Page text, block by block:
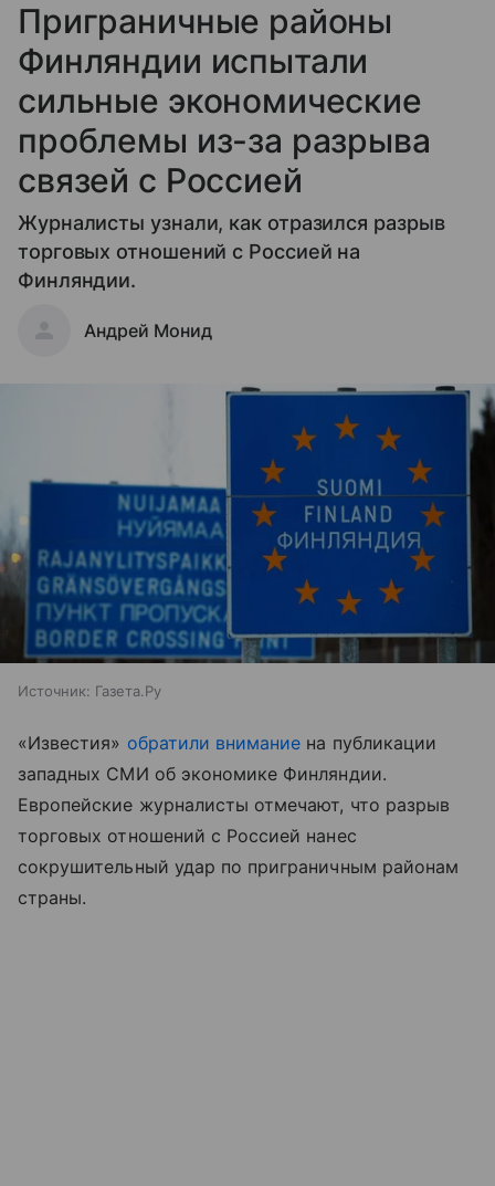
Приграничные районы
Финляндии испытали
сильные экономические
проблемы из-за разрыва
связей с Россией
Журналисты узнали, как отразился разрыв
торговых отношений с Россией на
Финляндии.
Андрей Монид
Источник: Газета.Ру
«Известия» обратили внимание на публикации
западных СМИ об экономике Финляндии.
Европейские журналисты отмечают, что разрыв
торговых отношений с Россией нанес
сокрушительный удар по приграничным районам
страны.